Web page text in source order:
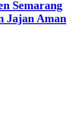
Semarang
Jajan Aman